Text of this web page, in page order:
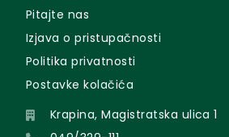
Pitajte nas
Izjava o pristupačnosti
Politika privatnosti
Postavke kolačića
Krapina, Magistratska ulica 1